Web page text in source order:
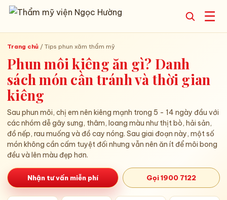
☰
Trang chủ / Tips phun xăm thẩm mỹ
Phun môi kiêng ăn gì? Danh
sách món cần tránh và thời gian
kiêng
Sau phun môi, chị em nên kiêng mạnh trong 5 - 14 ngày đầu với
các nhóm dễ gây sưng, thâm, loang màu như thịt bò, hải sản,
đồ nếp, rau muống và đồ cay nóng. Sau giai đoạn này, một số
món không cần cấm tuyệt đối nhưng vẫn nên ăn ít để môi bong
đều và lên màu đẹp hơn.
Nhận tư vấn miễn phí Gọi 1900 7122